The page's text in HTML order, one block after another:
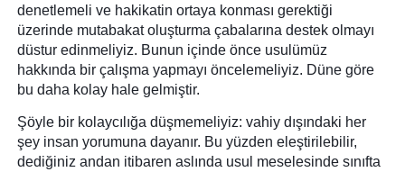
denetlemeli ve hakikatin ortaya konması gerektiği
üzerinde mutabakat oluşturma çabalarına destek olmayı
düstur edinmeliyiz. Bunun içinde önce usulümüz
hakkında bir çalışma yapmayı öncelemeliyiz. Düne göre
bu daha kolay hale gelmiştir.
Şöyle bir kolaycılığa düşmemeliyiz: vahiy dışındaki her
şey insan yorumuna dayanır. Bu yüzden eleştirilebilir,
dediğiniz andan itibaren aslında usul meselesinde sınıfta